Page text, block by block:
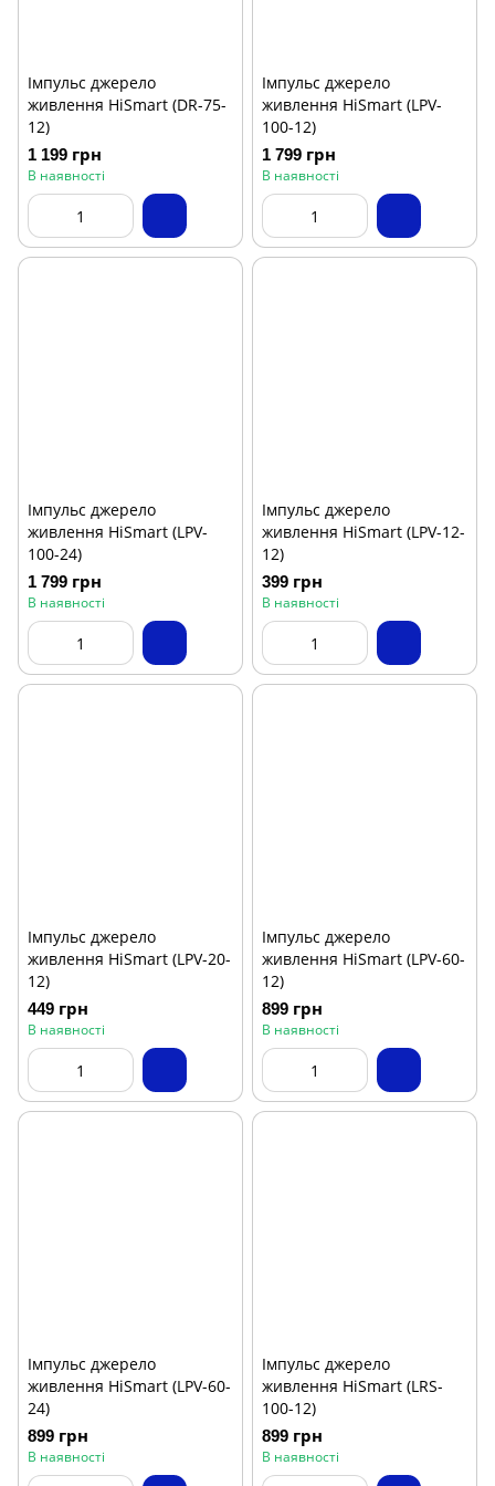
Імпульс джерело
живлення HiSmart (DR-75-
12)
1 199 грн
В наявності
Імпульс джерело
живлення HiSmart (LPV-
100-12)
1 799 грн
В наявності
Імпульс джерело
живлення HiSmart (LPV-
100-24)
1 799 грн
В наявності
Імпульс джерело
живлення HiSmart (LPV-12-
12)
399 грн
В наявності
Імпульс джерело
живлення HiSmart (LPV-20-
12)
449 грн
В наявності
Імпульс джерело
живлення HiSmart (LPV-60-
12)
899 грн
В наявності
Імпульс джерело
живлення HiSmart (LPV-60-
24)
899 грн
В наявності
Імпульс джерело
живлення HiSmart (LRS-
100-12)
899 грн
В наявності